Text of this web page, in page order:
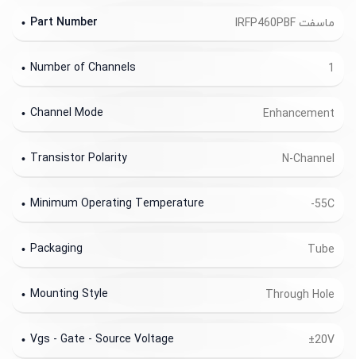
ماسفت IRFP460PBF Part Number
1
Number of Channels
Enhancement
Channel Mode
N-Channel
Transistor Polarity
-55C
Minimum Operating Temperature
Tube
Packaging
Through Hole
Mounting Style
±20V
Vgs - Gate - Source Voltage